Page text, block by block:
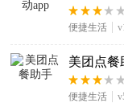
便捷生活
美团点餐
便捷生活